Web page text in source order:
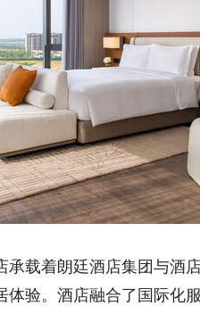
承载着朗廷酒店集团与酒
体验。酒店融合了国际化